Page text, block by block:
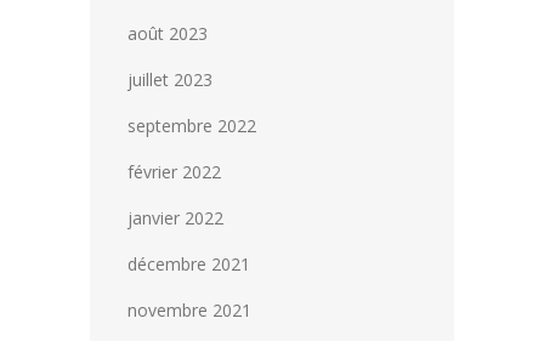
août 2023
juillet 2023
septembre 2022
février 2022
janvier 2022
décembre 2021
novembre 2021